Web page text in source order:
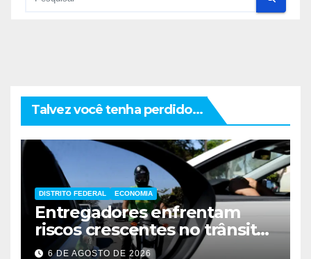
Talvez você tenha perdido...
DISTRITO FEDERAL ECONOMIA
Entregadores enfrentam
riscos crescentes no trânsito
de Brasília
6 DE AGOSTO DE 2026